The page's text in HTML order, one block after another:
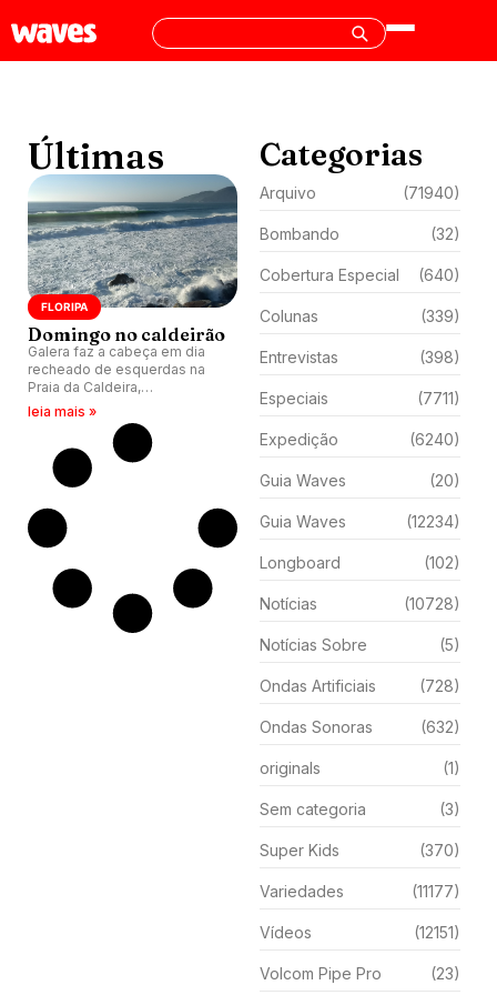
Últimas
FLORIPA
Domingo no caldeirão
Galera faz a cabeça em dia
recheado de esquerdas na
Praia da Caldeira,
Florianópolis (SC).
leia mais »
Categorias
Arquivo (71940)
Bombando (32)
Cobertura Especial (640)
Colunas (339)
Entrevistas (398)
Especiais (7711)
Expedição (6240)
Guia Waves (20)
Guia Waves (12234)
Longboard (102)
Notícias (10728)
Notícias Sobre (5)
Ondas Artificiais (728)
Ondas Sonoras (632)
originals (1)
Sem categoria (3)
Super Kids (370)
Variedades (11177)
Vídeos (12151)
Volcom Pipe Pro (23)